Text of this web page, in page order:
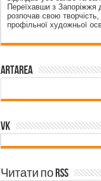
Переїхавши з
розпочав свою
профільної художньої
ArtArea
VK
Читати по RSS